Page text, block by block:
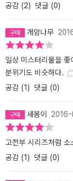
공감 (2) 댓글 (0)
개암나무
일상 미스터리물을
분위기도 비슷하다.
공감 (1) 댓글 (0)
새봄이
고전부 시리즈처럼
공감 (1) 댓글 (0)